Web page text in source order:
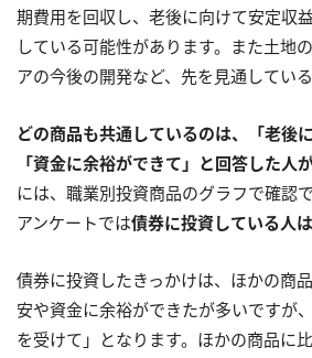
期費用を回収し、老後に向けて安定収
している可能性があります。また土地
アの今後の開発など、先を見通してい
どの商品も共通しているのは、「老後
「資金に余裕ができて」と回答した人
には、職業別投資商品のグラフで確認
アンケートでは債券に投資している人
債券に投資したきっかけは、ほかの商
安や資金に余裕ができたが多いですが
を受けて」となります。ほかの商品に